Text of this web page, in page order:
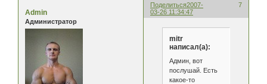
Поделиться 7
2007-
03-26 11:34:47
Admin
Администратор
mitr
написал(а):
Админ, вот
послушай. Есть
какое-то